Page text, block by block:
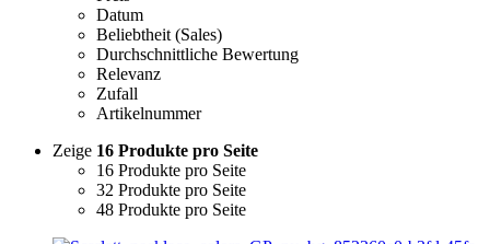
Datum
Beliebtheit (Sales)
Durchschnittliche Bewertung
Relevanz
Zufall
Artikelnummer
Zeige 16 Produkte pro Seite
16 Produkte pro Seite
32 Produkte pro Seite
48 Produkte pro Seite